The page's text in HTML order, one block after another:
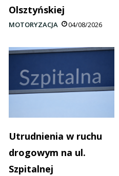
Olsztyńskiej
MOTORYZACJA 04/08/2026
Utrudnienia w ruchu
drogowym na ul.
Szpitalnej